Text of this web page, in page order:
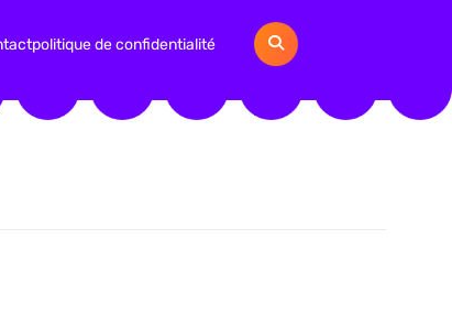
politique de confidentialité